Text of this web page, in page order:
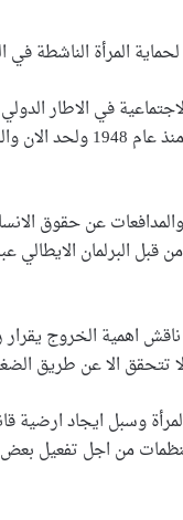
المرأة الناشطة في
في الاطار
ومكانة حقوق الانسان في الصراع
عن حقوق
البرلمان الايطالي
ناقش اهمية الخروج
تتحقق الا عن طريق
وسبل ايجاد ارضية
من اجل تفعيل بعض